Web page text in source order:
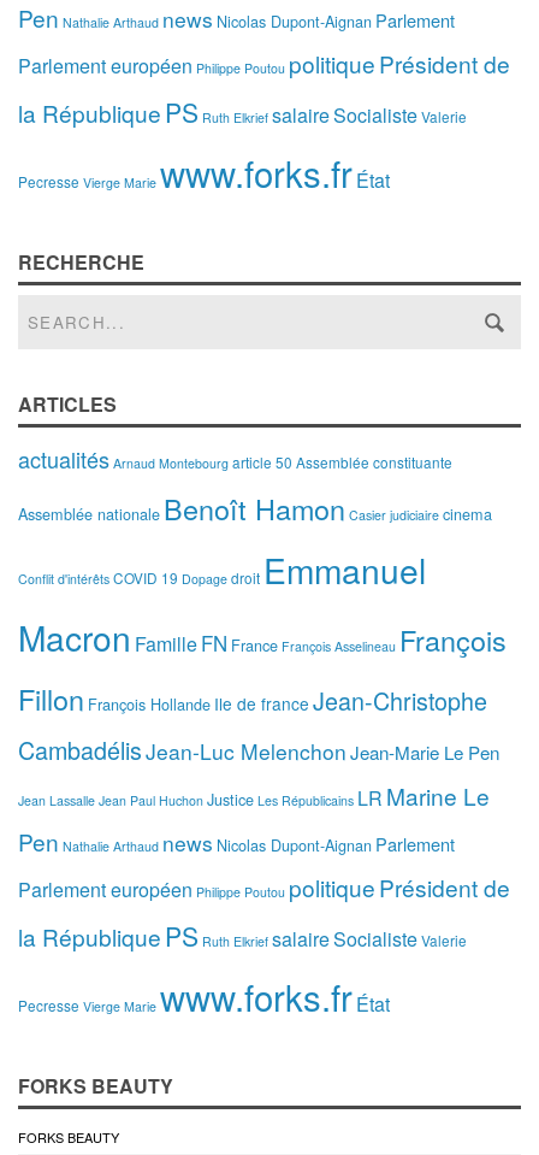
Pen Nathalie Arthaud news Nicolas Dupont-Aignan Parlement
Parlement européen Philippe Poutou politiquePrésident de
la République PS Ruth Elkrief salaireSocialisteValerie
Pecresse Vierge Marie www.forks.frÉtat
RECHERCHE
ARTICLES
actualités Arnaud Montebourg article 50 Assemblée constituante
Assemblée nationale Benoît Hamon Casier judiciaire cinema
Conflit d'intérêts COVID 19 Dopage droit Emmanuel
Macron FamilleFN France François Asselineau François
Fillon François Hollande Ile de france Jean-Christophe
CambadélisJean-Luc MelenchonJean-Marie Le Pen
Jean Lassalle Jean Paul Huchon Justice Les Républicains LR Marine Le
Pen Nathalie Arthaud news Nicolas Dupont-Aignan Parlement
Parlement européen Philippe Poutou politiquePrésident de
la République PS Ruth Elkrief salaireSocialisteValerie
Pecresse Vierge Marie www.forks.frÉtat
FORKS BEAUTY
FORKS BEAUTY